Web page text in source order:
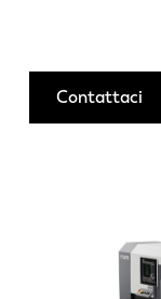
Contattaci